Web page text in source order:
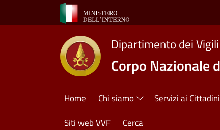
Salta al contenuto principale
Dipartimento dei
Corpo Nazionale
Navigazione
Home Chi siamo Servizi ai Cittadini
Siti web VVF
Cerca